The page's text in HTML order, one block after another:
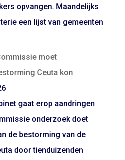
opvangen. Maandelijks
een lijst van gemeenten
moet
Ceuta kon
gaat erop aandringen
onderzoek doet
de bestorming van de
door tienduizenden